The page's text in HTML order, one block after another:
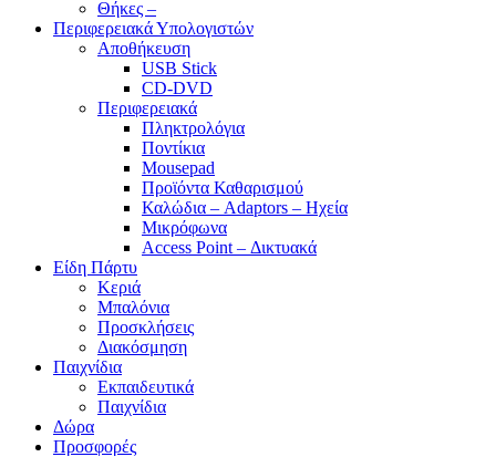
Θήκες –
Περιφερειακά Υπολογιστών
Αποθήκευση
USB Stick
CD-DVD
Περιφερειακά
Πληκτρολόγια
Ποντίκια
Mousepad
Προϊόντα Καθαρισμού
Καλώδια – Adaptors – Ηχεία
Μικρόφωνα
Access Point – Δικτυακά
Είδη Πάρτυ
Κεριά
Μπαλόνια
Προσκλήσεις
Διακόσμηση
Παιχνίδια
Εκπαιδευτικά
Παιχνίδια
Δώρα
Προσφορές